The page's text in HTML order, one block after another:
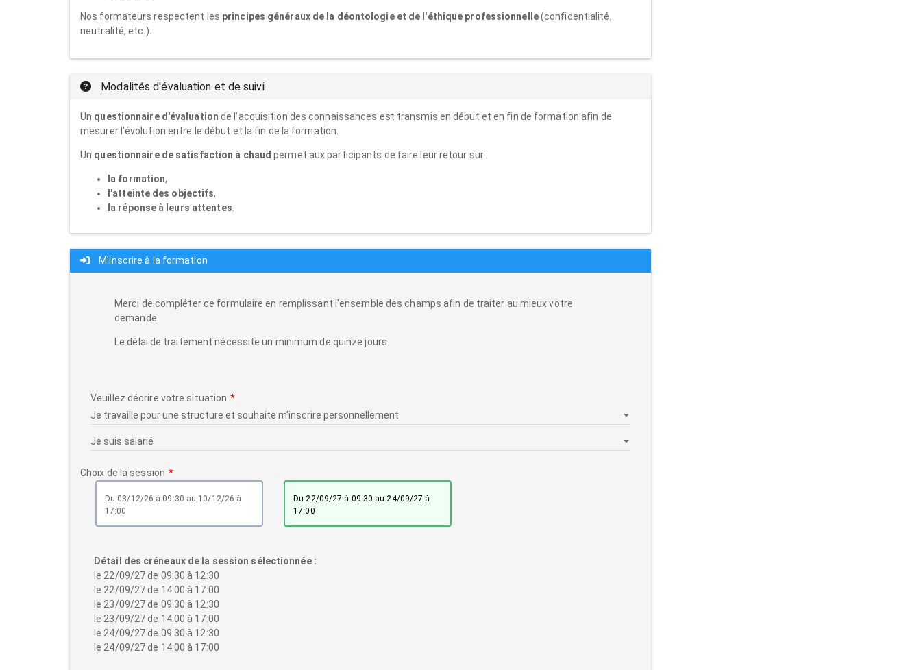
Nos formateurs respectent les principes généraux de la déontologie et de l'éthique professionnelle(confidentialité,
neutralité, etc.).
Modalités d'évaluation et de suivi
Un questionnaire d'évaluation de l'acquisition des connaissances est transmis en début et en fin de formation afin de
mesurer l'évolution entre le début et la fin de la formation.
Un questionnaire de satisfaction à chaud permet aux participants de faire leur retour sur :
la formation,
l'atteinte des objectifs,
la réponse à leurs attentes
M'inscrire à la formation
Merci de compléter ce formulaire en remplissant l'ensemble des champs afin de traiter au mieux votre
demande.
Le délai de traitement nécessite un minimum de quinze jours.
Veuillez décrire votre situation
Choix de la session
du 08/12/26 à 09:30 au 10/12/26 à
17:00
du 22/09/27 à 09:30 au 24/09/27 à
17:00
Détail des créneaux de la session sélectionnée :
le 22/09/27 de 09:30 à 12:30
le 22/09/27 de 14:00 à 17:00
le 23/09/27 de 09:30 à 12:30
le 23/09/27 de 14:00 à 17:00
le 24/09/27 de 09:30 à 12:30
le 24/09/27 de 14:00 à 17:00